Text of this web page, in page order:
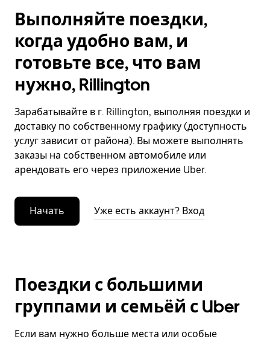
Выполняйте поездки,
когда удобно вам, и
готовьте все, что вам
нужно, Rillington
Зарабатывайте в г. Rillington, выполняя поездки и
доставку по собственному графику (доступность
услуг зависит от района). Вы можете выполнять
заказы на собственном автомобиле или
арендовать его через приложение Uber.
Начать Уже есть аккаунт? Вход
Поездки с большими
группами и семьёй с Uber
Если вам нужно больше места или особые